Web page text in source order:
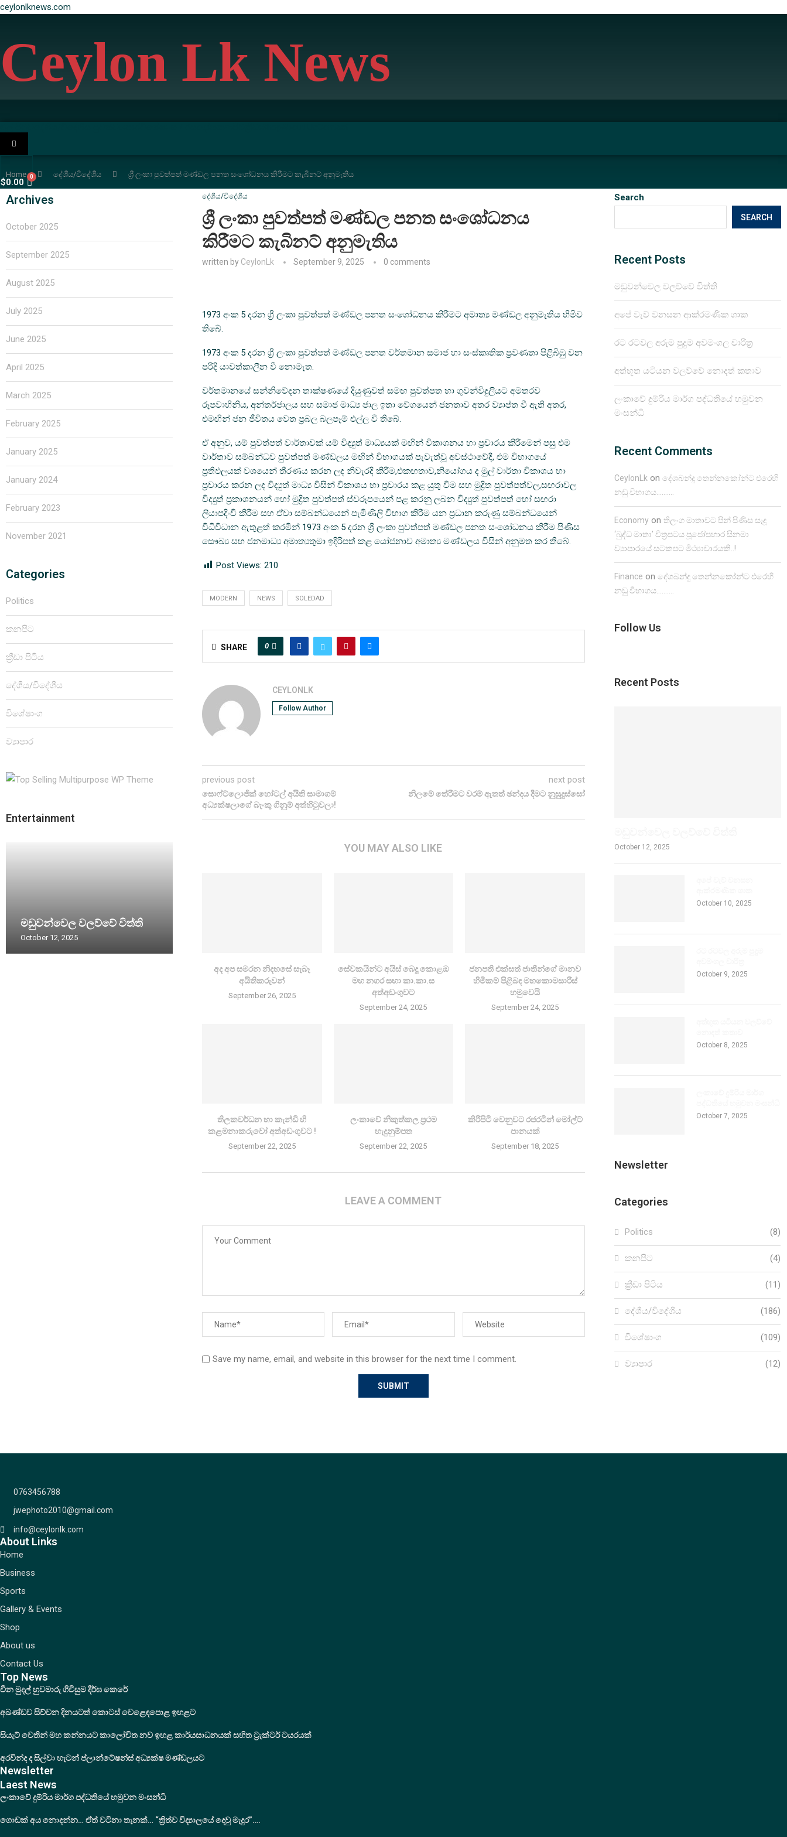
ceylonlknews.com
Ceylon Lk News
HAMBURGER
$0.00
Home දේශීය/විදේශීය ශ්‍රී ලංකා පුවත්පත් මණ්ඩල පනත සංශෝධනය කිරීමට කැබිනට් අනුමැතිය
දේශීය/විදේශීය
ශ්‍රී ලංකා පුවත්පත් මණ්ඩල පනත සංශෝධනය
කිරීමට කැබිනට් අනුමැතිය
written by CeylonLk September 9, 2025 0 comments
1973 අංක 5 දරන ශ්‍රී ලංකා පුවත්පත් මණ්ඩල පනත සංශෝධනය කිරීමට අමාත්‍ය මණ්ඩල අනුමැතිය හිමිව
තිබේ.
1973 අංක 5 දරන ශ්‍රී ලංකා පුවත්පත් මණ්ඩල පනත වර්තමාන සමාජ හා සංස්කෘතික ප්‍රවණතා පිළිබිඹු වන
පරිදි යාවත්කාලීන වී නොමැත.
වර්තමානයේ සන්නිවේදන තාක්ෂණයේ දියුණුවත් සමඟ පුවත්පත හා ගුවන්විදුලියට අමතරව
රූපවාහිනිය, අන්තර්ජාලය සහ සමාජ මාධ්‍ය ජාල ඉතා වේගයෙන් ජනතාව අතර ව්‍යාප්ත වී ඇති අතර,
එමඟින් ජන ජීවිතය වෙත ප්‍රබල බලපෑම් එල්ල වී තිබේ.
ඒ අනුව, යම් පුවත්පත් වාර්තාවක් යම් විද්‍යුත් මාධ්‍යයක් මඟින් විකාශනය හා ප්‍රචාරය කිරීමෙන් පසු එම
වාර්තාව සම්බන්ධව පුවත්පත් මණ්ඩලය මඟින් විභාගයක් පැවැත්වූ අවස්ථාවේදී, එම විභාගයේ
ප්‍රතිඵලයක් වශයෙන් තීරණය කරන ලද නිවැරදි කිරීම,එකඟතාව,නියෝගය ද මුල් වාර්තා විකාශය හා
ප්‍රචාරය කරන ලද විද්‍යුත් මාධ්‍ය විසින් විකාශය හා ප්‍රචාරය කළ යුතු වීම සහ මුද්‍රිත පුවත්පත්වල,සඟරාවල
විද්‍යුත් ප්‍රකාශනයන් හෝ මුද්‍රිත පුවත්පත් ස්වරූපයෙන් පළ කරනු ලබන විද්‍යුත් පුවත්පත් හෝ සඟරා
ලියාපදිංචි කිරීම සහ ඒවා සම්බන්ධයෙන් පැමිණිලි විභාග කිරීම යන ප්‍රධාන කරුණු සම්බන්ධයෙන්
විධිවිධාන ඇතුළත් කරමින් 1973 අංක 5 දරන ශ්‍රී ලංකා පුවත්පත් මණ්ඩල පනත සංශෝධනය කිරීම පිණිස
සෞඛ්‍ය සහ ජනමාධ්‍ය අමාත්‍යතුමා ඉදිරිපත් කළ යෝජනාව අමාත්‍ය මණ්ඩලය විසින් අනුමත කර තිබේ.
Post Views: 210
MODERN NEWS SOLEDAD
SHARE 0
CEYLONLK
Follow Author
previous post
සොෆ්ට්ලොජික් හෝටල් අයිති සාමාගම්
අධ්‍යක්ෂලාගේ බැංකු ගිනුම් අත්හිටුවලා!
next post
නිලමේ තේරීමට වරම් ඇතත් ඡන්දය දීමට නුසුදුස්සෝ
YOU MAY ALSO LIKE
අද අප සමරන නිදහසේ සැබෑ
අයිතිකරුවන්
September 26, 2025
සේවකයින්ට අයිස් බෙදූ කොළඹ
මහ නගර සභා කා.කා.ස
අත්අඩංගුවට
September 24, 2025
ජනපති එක්සත් ජාතීන්ගේ මානව
හිමිකම් පිළිබඳ මහකොමසාරිස්
හමුවෙයි
September 24, 2025
තිලකවර්ධන හා කැන්ඩි හි
කළමනාකරුවෝ අත්අඩංගුවට !
September 22, 2025
ලංකාවේ නිකුත්කල ප්‍රථම
හැදුනුම්පත
September 22, 2025
කිරි­පිටි වෙනු­වට රජ­ර­ටින් මෝල්ට්
පානයක්
September 18, 2025
LEAVE A COMMENT
Save my name, email, and website in this browser for the next time I comment.
Search
SEARCH
Recent Posts
මඩුවන්වෙල වලව්වේ විත්ති
අපේ වැව් වනසන ආක්රමණික ශාක
රට රටවල අරුම පුදුම අවමංගල චාරිත්‍ර
අත්භූත යටියන වලව්වේ නොදත් කතාව
ලංකාවේ දුම්රිය මාර්ග පද්ධතියේ හමුවන
මංසන්ධි
Recent Comments
CeylonLk onදේශබන්දු තෙන්නකෝන්ට එරෙහි
නඩු විභාගය……….
Economy onතිලංග මාතාවට පින් පිණිස සෑදූ
‘බුද්ධ මාතා’ චිත්‍රපටය පූජෝපහාර සිනමා
ව්‍යාපාරයේ සටකපට මිථ්‍යාචාරයකි..!
Finance onදේශබන්දු තෙන්නකෝන්ට එරෙහි
නඩු විභාගය……….
Follow Us
Recent Posts
October 12, 2025
October 10, 2025
October 9, 2025
October 8, 2025
October 7, 2025
Newsletter
Categories
Politics (8)
කනපිට (4)
ක්‍රීඩා පිටිය (11)
දේශීය/විදේශීය (186)
විශේෂාංග (109)
ව්‍යාපාර (12)
Archives
October 2025
September 2025
August 2025
July 2025
June 2025
April 2025
March 2025
February 2025
January 2025
January 2024
February 2023
November 2021
Categories
Politics
කනපිට
ක්‍රීඩා පිටිය
දේශීය/විදේශීය
විශේෂාංග
ව්‍යාපාර
Entertainment
මඩුවන්වෙල වලව්වේ විත්ති
October 12, 2025
0763456788
jwephoto2010@gmail.com
info@ceylonlk.com
About Links
Home
Business
Sports
Gallery & Events
Shop
About us
Contact Us
Top News
චීන මුදල් හුවමාරු ගිවිසුම දීර්ඝ කෙරේ
අඛණ්ඩව සිව්වන දිනයටත් කොටස් වෙළෙඳපොළ ඉහළට
සියැට් වෙතින් මහ කන්නයට කාලෝචිත නව ඉහළ කාර්යසාධනයක් සහිත ට්‍රැක්ටර් ටයරයක්
අරවින්ද ද සිල්වා හැටන් ප්ලාන්ටේෂන්ස් අධ්‍යක්ෂ මණ්ඩලයට
Newsletter
Laest News
ලංකාවේ දුම්රිය මාර්ග පද්ධතියේ හමුවන මංසන්ධි
ගොඩක් අය නොදන්න… ඒත් වටිනා තැනක්… “ත්‍රිත්ව විද්‍යාලයේ දෙවු මැදුර”….